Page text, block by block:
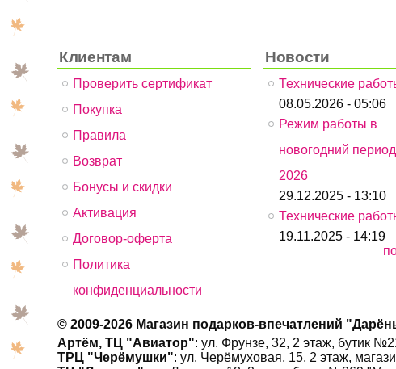
Клиентам
Проверить сертификат
Покупка
Правила
Возврат
Бонусы и скидки
Активация
Договор-оферта
Политика
конфиденциальности
Новости
Технические
08.05.2026 - 05:06
Режим работы в
новогодний
2026
29.12.2025 - 13:10
Технические
19.11.2025 - 14:19
© 2009-2026 Магазин подарков-впечатлений
Артём, ТЦ "Авиатор": ул. Фрунзе, 32, 2 этаж, бутик
ТРЦ "Черёмушки": ул. Черёмуховая, 15, 2 этаж,